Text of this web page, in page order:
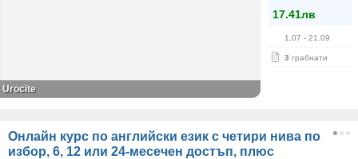
17.41лв
1.07 - 21.09
3 грабнати
Urocite
Онлайн курс по английски език с четири нива по
избор, 6, 12 или 24-месечен достъп, плюс